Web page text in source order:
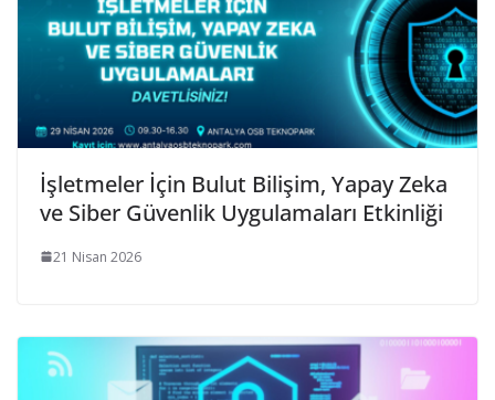
İşletmeler İçin Bulut Bilişim, Yapay Zeka
ve Siber Güvenlik Uygulamaları Etkinliği
21 Nisan 2026